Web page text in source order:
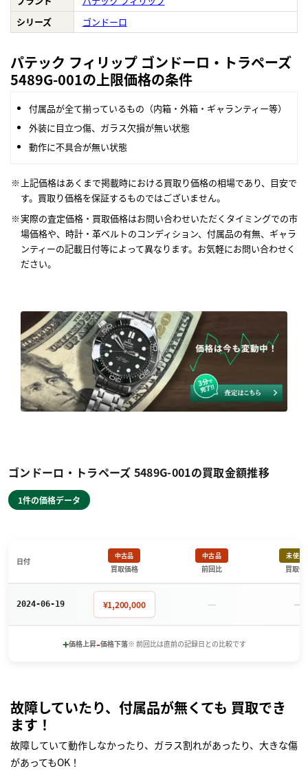
シリーズ
ゴンドーロ
パテック フィリップ ゴンドーロ・トラペーズ
5489G-001の上限価格の条件
付属品が全て揃っているもの（内箱・外箱・ギャランティー等）
外装に目立つ傷、ガラス欠損が無い状態
動作に不具合が無い状態
上記価格はあくまで掲載時における買取り価格の相場であり、目安で
す。買取り価格を保証するものではございません。
実際の査定価格・買取価格はお問い合わせいただくタイミングでの市
場価格や、時計・革ベルトのコンディション、付属品の有無、ギャラ
ンティーの記載日付等によって異なります。お気軽にお問い合わせく
ださい。
ゴンドーロ・トラペーズ 5489G-001の買取金額推移
1件の価格データ
日付
中古品
買取価格
中古品
前回比
未使用
買取価
2024-06-19 ¥1,200,000 － －
+価格上昇-価格下落※ 前回比は直前の記録日との比較です
故障していたり、付属品が無くても 買取でき
ます！
故障していて動作しなかったり、ガラス割れがあったり、大きな傷
があってもOK！